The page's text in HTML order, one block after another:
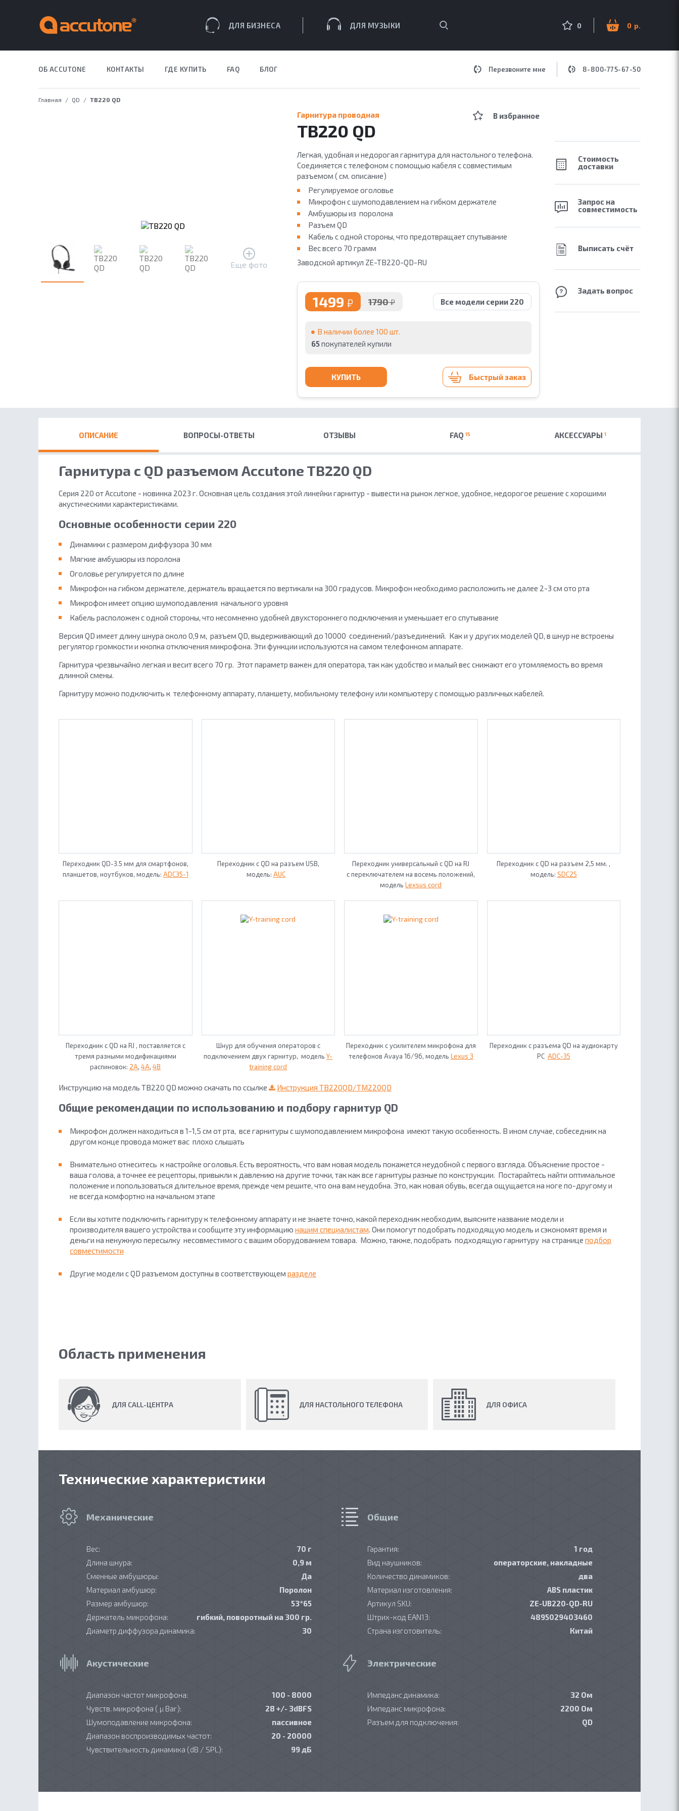
ДЛЯ БИЗНЕСА ДЛЯ МУЗЫКИ
Поиск по сайту
Избранное
0
Корзина
0
ОБ ACCUTONE КОНТАКТЫ ГДЕ КУПИТЬ FAQ БЛОГ Перезвоните мне 8-800-775-67-50
Всплывающее меню
Навигация по сайту
КОНТАКТЫ
ПАРТНЕРАМ
БЛОГ
Главная QD TB220 QD
Еще фото
Гарнитура проводная
TB220 QD
В избранное
Легкая, удобная и недорогая гарнитура для настольного телефона.
Соединяется с телефоном с помощью кабеля с совместимым
разъемом ( см. описание)
Регулируемое оголовье
Микрофон с шумоподавлением на гибком держателе
Амбушюры из поролона
Разъем QD
Кабель с одной стороны, что предотвращает спутывание
Вес всего 70 грамм
Заводской артикул ZE-TB220-QD-RU
1499 ₽ 1790₽ Все модели серии 220
В наличии более 100 шт.
65покупателей купили
КУПИТЬ Быстрый заказ
Стоимость
доставки
Запрос на
совместимость
Выписать счёт
Задать вопрос
ОПИСАНИЕ ВОПРОСЫ-ОТВЕТЫ ОТЗЫВЫ FAQ 15 АКСЕССУАРЫ 1
Гарнитура с QD разъемом Accutone TB220 QD
Серия 220 от Accutone - новинка 2023 г. Основная цель создания этой линейки гарнитур - вывести на рынок легкое, удобное, недорогое решение с хорошими
акустическими характеристиками.
Основные особенности серии 220
Динамики с размером диффузора 30 мм
Мягкие амбушюры из поролона
Оголовье регулируется по длине
Микрофон на гибком держателе, держатель вращается по вертикали на 300 градусов. Микрофон необходимо расположить не далее 2-3 см ото рта
Микрофон имеет опцию шумоподавления начального уровня
Кабель расположен с одной стороны, что несомненно удобней двухстороннего подключения и уменьшает его спутывание
Версия QD имеет длину шнура около 0,9 м, разъем QD, выдерживающий до 10000 соединений/разъединений . Как и у других моделей QD, в шнур не встроены
регулятор громкости и кнопка отключения микрофона. Эти функции используются на самом телефонном аппарате.
Гарнитура чрезвычайно легкая и весит всего 70 гр. Этот параметр важен для оператора, так как удобство и малый вес снижают его утомляемость во время
длинной смены.
Гарнитуру можно подключить к телефонному аппарату, планшету, мобильному телефону или компьютеру с помощью различных кабелей.
Переходник QD-3.5 мм для смартфонов,
планшетов, ноутбуков, модель: ADC35-1
Переходник с QD на разъем USB,
модель: AUC
Переходник универсальный с QD на RJ
с переключателем на восемь положений,
модельLexsus cord
Переходник с QD на разъем 2,5 мм. ,
модель: SDC25
Переходник с QD на RJ , поставляется с
тремя разными модификациями
распиновок: 2A,4A,4B
Шнур для обучения операторов с
подключением двух гарнитур, модельY-
training cord
Переходник с усилителем микрофона для
телефонов Avaya 16/96, модель Lexus 3
Переходник с разъема QD на аудиокарту
PC ADC-35
Инструкцию на модель TB220 QD можно скачать по ссылке Инструкция TB220QD/TM220QD
Общие рекомендации по использованию и подбору гарнитур QD
Микрофон должен находиться в 1-1,5 см от рта, все гарнитуры с шумоподавлением микрофона имеют такую особенность. В ином случае, собеседник на
другом конце провода может вас плохо слышать
Внимательно отнеситесь к настройке оголовья. Есть вероятность, что вам новая модель покажется неудобной с первого взгляда. Объяснение простое -
ваша голова, а точнее ее рецепторы, привыкли к давлению на другие точки, так как все гарнитуры разные по конструкции. Постарайтесь найти оптимальное
положение и попользоваться длительное время, прежде чем решите, что она вам неудобна. Это, как новая обувь, всегда ощущается на ноге по-другому и
не всегда комфортно на начальном этапе
Если вы хотите подключить гарнитуру к телефонному аппарату и не знаете точно, какой переходник необходим, выясните название модели и
производителя вашего устройства и сообщите эту информацию нашим специалистам. Они помогут подобрать подходящую модель и сэкономят время и
деньги на ненужную пересылку несовместимого с вашим оборудованием товара. Можно, также, подобрать подходящую гарнитуру на странице подбор
совместимости
Другие модели с QD разъемом доступны в соответствующем разделе
Область применения
ДЛЯ CALL-ЦЕНТРА ДЛЯ НАСТОЛЬНОГО ТЕЛЕФОНА ДЛЯ ОФИСА
Технические характеристики
Механические
Вес:
70 г
Длина шнура:
0,9 м
Сменные амбушюры:
Да
Материал амбушюр:
Поролон
Размер амбушюр:
53*65
Держатель микрофона:
гибкий, поворотный на 300 гр.
Диаметр диффузора динамика:
30
Общие
Гарантия:
1 год
Вид наушников:
операторские, накладные
Количество динамиков:
два
Материал изготовления:
ABS пластик
Артикул SKU:
ZE-UB220-QD-RU
Штрих-код EAN13:
4895029403460
Страна изготовитель:
Китай
Акустические
Диапазон частот микрофона:
100 - 8000
Чувств. микрофона ( µ Bar):
28 +/- 3dBFS
Шумоподавление микрофона:
пассивное
Диапазон воспроизводимых частот:
20 - 20000
Чувствительность динамика (dB / SPL):
99 дБ
Электрические
Импеданс динамика:
32 Ом
Импеданс микрофона:
2200 Ом
Разъем для подключения:
QD